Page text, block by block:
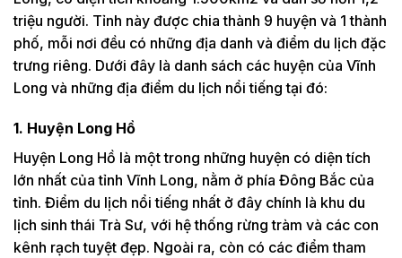
triệu người. Tỉnh này được chia thành 9 huyện và 1 thành
phố, mỗi nơi đều có những địa danh và điểm du lịch đặc
trưng riêng. Dưới đây là danh sách các huyện của Vĩnh
Long và những địa điểm du lịch nổi tiếng tại đó:
1. Huyện Long Hồ
Huyện Long Hồ là một trong những huyện có diện tích
lớn nhất của tỉnh Vĩnh Long, nằm ở phía Đông Bắc của
tỉnh. Điểm du lịch nổi tiếng nhất ở đây chính là khu du
lịch sinh thái Trà Sư, với hệ thống rừng tràm và các con
kênh rạch tuyệt đẹp. Ngoài ra, còn có các điểm tham